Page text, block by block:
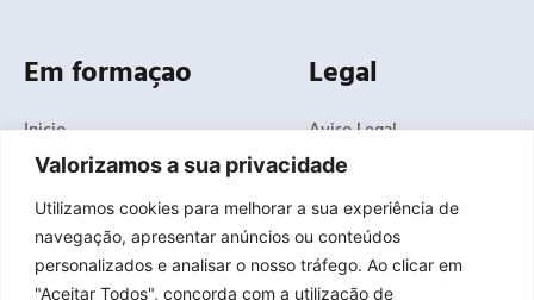
Valorizamos a sua privacidade
Utilizamos cookies para melhorar a sua experiência de
navegação, apresentar anúncios ou conteúdos
personalizados e analisar o nosso tráfego. Ao clicar em
"Aceitar Todos", concorda com a utilização de
Em formaçao
Inicio
O Negócio
Soluções
Noticias
Delegações
Legal
Aviso Legal
Politica de Privacidade
Termos e condições
gerais de venda
Canal de Denúncias